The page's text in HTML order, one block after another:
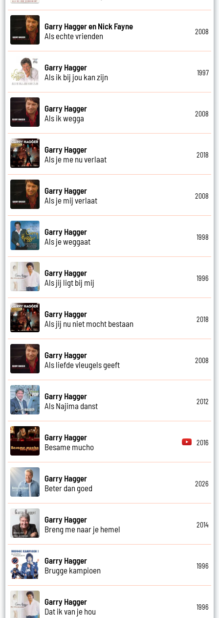
Garry Hagger en Nick Fayne
Als echte vrienden
2008
Garry Hagger
Als ik bij jou kan zijn
1997
Garry Hagger
Als ik wegga
2008
Garry Hagger
Als je me nu verlaat
2018
Garry Hagger
Als je mij verlaat
2008
Garry Hagger
Als je weggaat
1998
Garry Hagger
Als jij ligt bij mij
1996
Garry Hagger
Als jij nu niet mocht bestaan
2018
Garry Hagger
Als liefde vleugels geeft
2008
Garry Hagger
Als Najima danst
2012
Garry Hagger
Besame mucho
2016
Garry Hagger
Beter dan goed
2026
Garry Hagger
Breng me naar je hemel
2014
Garry Hagger
Brugge kampioen
1996
Garry Hagger
Dat ik van je hou
1996